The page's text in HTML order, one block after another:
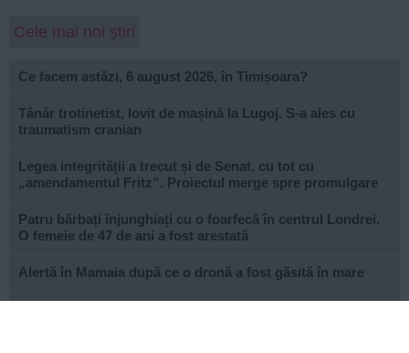
Cele mai noi știri
Ce facem astăzi, 6 august 2026, în Timișoara?
Tânăr trotinetist, lovit de mașină la Lugoj. S-a ales cu
traumatism cranian
Legea integrității a trecut și de Senat, cu tot cu
„amendamentul Fritz”. Proiectul merge spre promulgare
Patru bărbați înjunghiați cu o foarfecă în centrul Londrei.
O femeie de 47 de ani a fost arestată
Alertă în Mamaia după ce o dronă a fost găsită în mare